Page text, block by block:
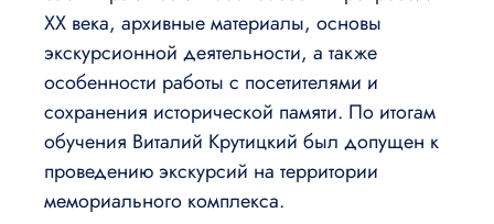
XX века, архивные материалы, основы
экскурсионной деятельности, а также
особенности работы с посетителями и
сохранения исторической памяти. По итогам
обучения Виталий Крутицкий был допущен к
проведению экскурсий на территории
мемориального комплекса.